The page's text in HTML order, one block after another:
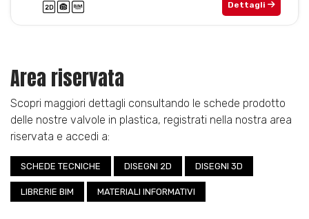
Dettagli
Area riservata
Scopri maggiori dettagli consultando le schede prodotto
delle nostre valvole in plastica, registrati nella nostra area
riservata e accedi a:
SCHEDE TECNICHE DISEGNI 2D DISEGNI 3D
LIBRERIE BIM MATERIALI INFORMATIVI